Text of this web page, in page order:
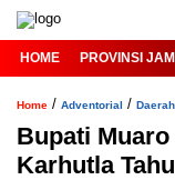
HOME PROVINSI
Home / Adventorial / Daerah
Bupati
Karhutla